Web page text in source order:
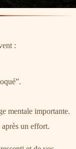
:
mentale importante.
un effort.